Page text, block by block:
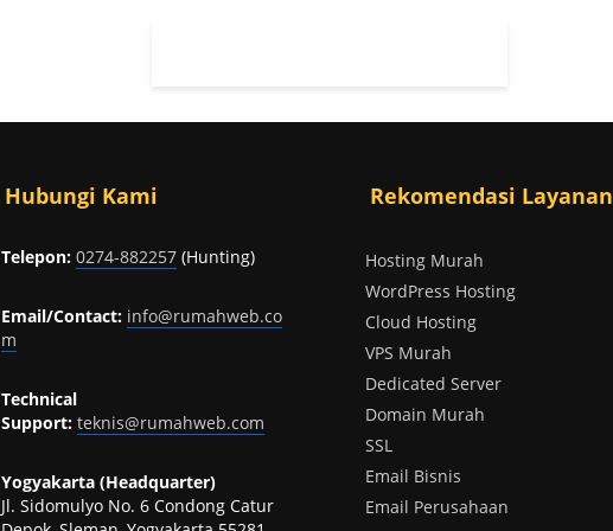
Hubungi Kami
Telepon: 0274-882257(Hunting)
Email/Contact: info@rumahweb.co
m
Technical
Support: teknis@rumahweb.com
Yogyakarta (Headquarter)
Jl. Sidomulyo No. 6 Condong Catur
Rekomendasi Layanan
Hosting Murah
WordPress Hosting
Cloud Hosting
VPS Murah
Dedicated Server
Domain Murah
SSL
Email Bisnis
Email Perusahaan